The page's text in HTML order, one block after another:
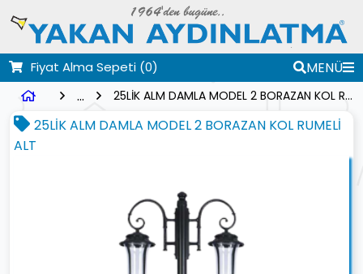
Fiyat Alma Sepeti (0)
MENÜ
...
25LİK ALM DAMLA MODEL 2 BORAZAN KOL RUMELİ ALT
25LİK ALM DAMLA MODEL 2 BORAZAN KOL RUMELİ
ALT